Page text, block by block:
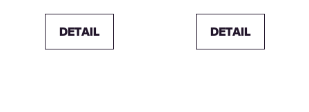
DETAIL DETAIL